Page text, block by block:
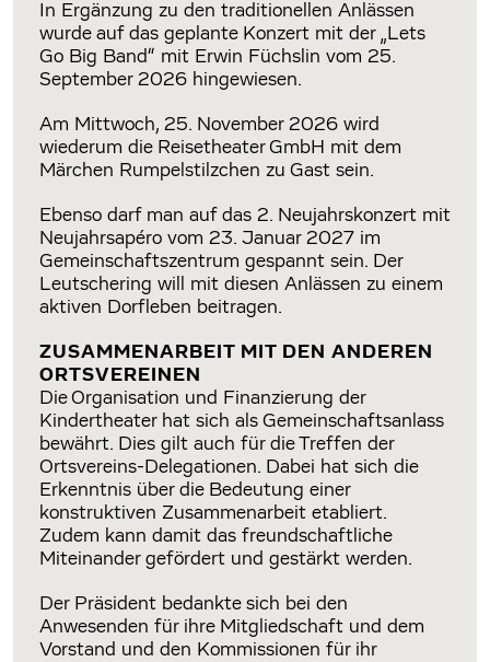
In Ergänzung zu den traditionellen Anlässen
wurde auf das geplante Konzert mit der „Lets
Go Big Band“ mit Erwin Füchslin vom 25.
September 2026 hingewiesen.
Am Mittwoch, 25. November 2026 wird
wiederum die Reisetheater GmbH mit dem
Märchen Rumpelstilzchen zu Gast sein.
Ebenso darf man auf das 2. Neujahrskonzert mit
Neujahrsapéro vom 23. Januar 2027 im
Gemeinschaftszentrum gespannt sein. Der
Leutschering will mit diesen Anlässen zu einem
aktiven Dorfleben beitragen.
ZUSAMMENARBEIT MIT DEN ANDEREN
ORTSVEREINEN
Die Organisation und Finanzierung der
Kindertheater hat sich als Gemeinschaftsanlass
bewährt. Dies gilt auch für die Treffen der
Ortsvereins-Delegationen. Dabei hat sich die
Erkenntnis über die Bedeutung einer
konstruktiven Zusammenarbeit etabliert.
Zudem kann damit das freundschaftliche
Miteinander gefördert und gestärkt werden.
Der Präsident bedankte sich bei den
Anwesenden für ihre Mitgliedschaft und dem
Vorstand und den Kommissionen für ihr